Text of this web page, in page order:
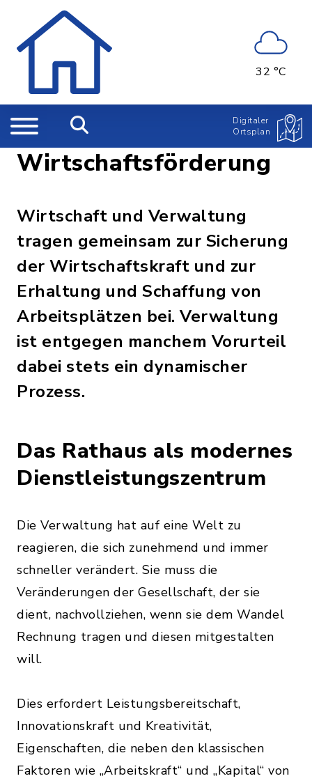
32 °C
Digitaler
Ortsplan
Wirtschaftsförderung
Wirtschaft und Verwaltung
tragen gemeinsam zur Sicherung
der Wirtschaftskraft und zur
Erhaltung und Schaffung von
Arbeitsplätzen bei. Verwaltung
ist entgegen manchem Vorurteil
dabei stets ein dynamischer
Prozess.
Das Rathaus als modernes
Dienstleistungszentrum
Die Verwaltung hat auf eine Welt zu
reagieren, die sich zunehmend und immer
schneller verändert. Sie muss die
Veränderungen der Gesellschaft, der sie
dient, nachvollziehen, wenn sie dem Wandel
Rechnung tragen und diesen mitgestalten
will.
Dies erfordert Leistungsbereitschaft,
Innovationskraft und Kreativität,
Eigenschaften, die neben den klassischen
Faktoren wie „Arbeitskraft“ und „Kapital“ von